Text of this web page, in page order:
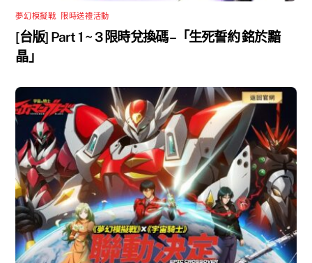
夢幻模擬戰 限時送禮活動
[台版] Part 1 ~ 3 限時兌換碼 –「生死誓約 銘於黯
晶」